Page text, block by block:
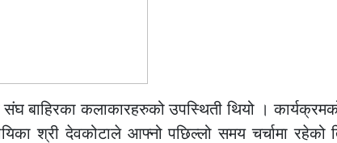
संघ बाहिरका कलाकारहरुको उपस्थिती थियो ।
श्री देवकोटाले आफ्नो पछिल्लो समय चर्चामा रहेको